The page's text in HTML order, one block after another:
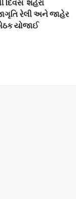
દિવસ શહેરા
રેલી અને જાહેર
યોજાઈ